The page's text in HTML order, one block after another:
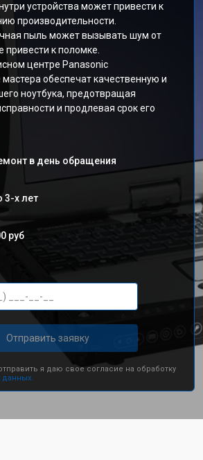
устройства может привести к
производительности.
пыль может вызывать шум от
к поломке.
центре Panasonic
обеспечат качественную и
ноутбука, предотвращая
и продлевая срок его
в день обращения
3-х лет
руб
Отправить заявку
я даю свое согласие на обработку
данных.